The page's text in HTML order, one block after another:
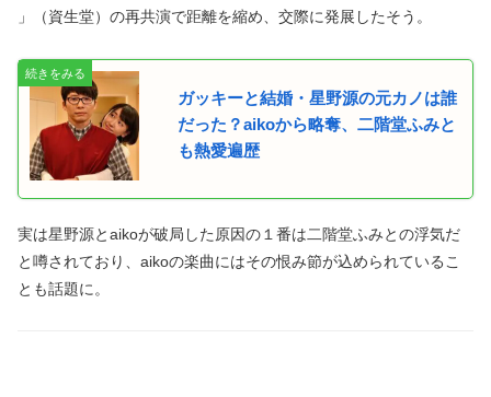
」（資生堂）の再共演で距離を縮め、交際に発展したそう。
ガッキーと結婚・星野源の元カノは誰
だった？aikoから略奪、二階堂ふみと
も熱愛遍歴
実は星野源とaikoが破局した原因の１番は二階堂ふみとの浮気だ
と噂されており、aikoの楽曲にはその恨み節が込められているこ
とも話題に。